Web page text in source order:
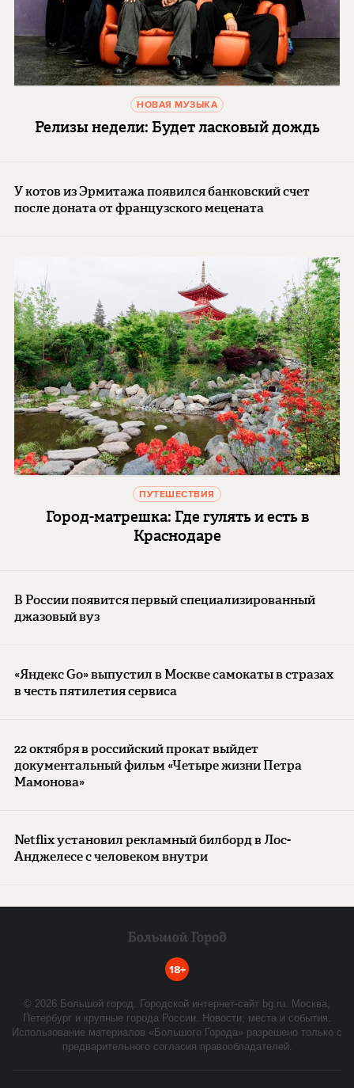
НОВАЯ МУЗЫКА
Релизы недели: Будет ласковый дождь
У котов из Эрмитажа появился банковский счет
после доната от французского мецената
ПУТЕШЕСТВИЯ
Город-матрешка: Где гулять и есть в
Краснодаре
В России появится первый специализированный
джазовый вуз
«Яндекс Go» выпустил в Москве самокаты в стразах
в честь пятилетия сервиса
22 октября в российский прокат выйдет
документальный фильм «Четыре жизни Петра
Мамонова»
Netflix установил рекламный билборд в Лос-
Анджелесе с человеком внутри
18+
© 2026 Большой город. Городской интернет-сайт bg.ru. Москва,
Петербург и крупные города России. Новости, места и события.
Использование материалов «Большого Города» разрешено только с
предварительного согласия правообладателей.